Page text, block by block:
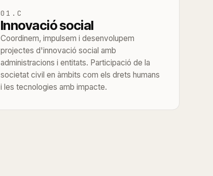
01.C
Innovació social
Coordinem, impulsem i desenvolupem
projectes d'innovació social amb
administracions i entitats. Participació de la
societat civil en àmbits com els drets humans
i les tecnologies amb impacte.